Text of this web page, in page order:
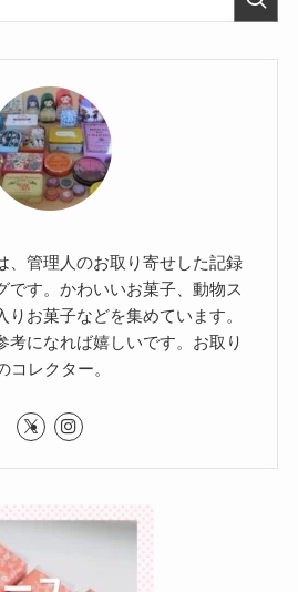
、管理人のお取り寄せした記録
です。かわいいお菓子、動物ス
りお菓子などを集めています。
考になれば嬉しいです。お取り
コレクター。